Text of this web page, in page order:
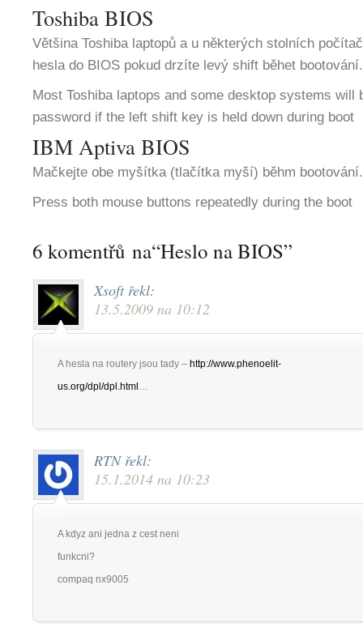
Toshiba BIOS
Většina Toshiba laptopů a u některých stolních
hesla do BIOS pokud drzíte levý shift běhet bootování.
Most Toshiba laptops and some desktop systems will
password if the left shift key is held down during boot
IBM Aptiva BIOS
Mačkejte obe myšítka (tlačítka myší) běhm bootování.
Press both mouse buttons repeatedly during the boot
6 komentřů na“Heslo na BIOS”
Xsoft řekl:
13.5.2009 na 10:12
A hesla na routery jsou tady – http://www.phenoelit-
us.org/dpl/dpl.html …
RTN řekl:
15.1.2014 na 10:23
A kdyz ani jedna z cest neni
funkcni?
compaq nx9005